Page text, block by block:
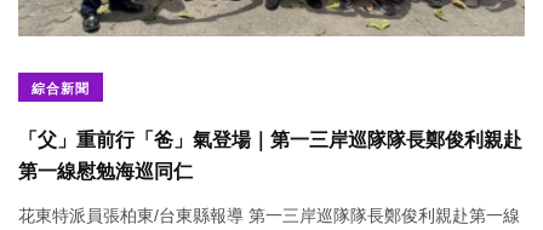
綜合新聞
「父」重前行「爸」氣登場｜第一三岸巡隊隊長鄭俊利親赴
第一線慰勉海巡同仁
花東特派員張柏東/台東縣報導 第一三岸巡隊隊長鄭俊利親赴第一線